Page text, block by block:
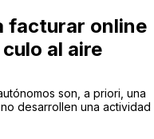
facturar online
al aire
son, a priori, una
desarrollen una actividad